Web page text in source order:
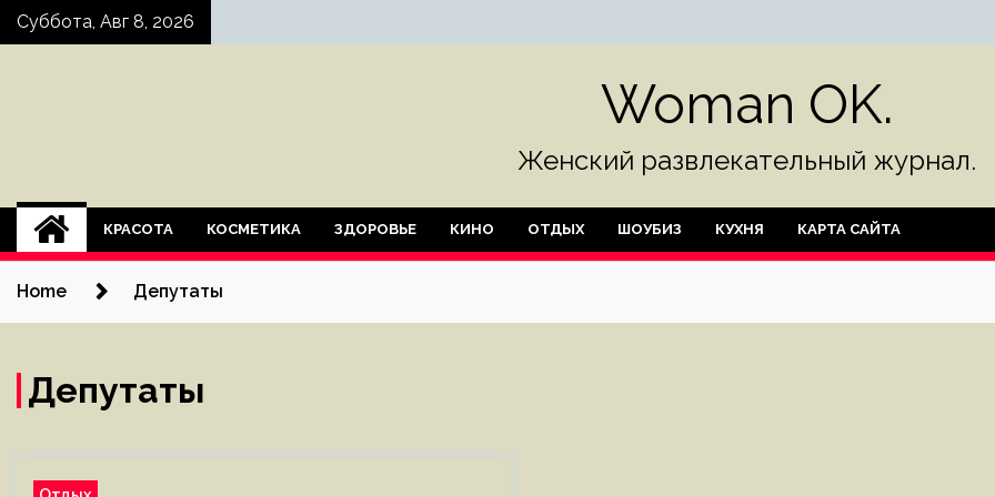
SkipСуббота, Авг 8, 2026
Woman OK.
Женский развлекательный журнал.
КРАСОТА КОСМЕТИКА ЗДОРОВЬЕ КИНО ОТДЫХ ШОУБИЗ КУХНЯ КАРТА САЙТА
Home Депутаты
Депутаты